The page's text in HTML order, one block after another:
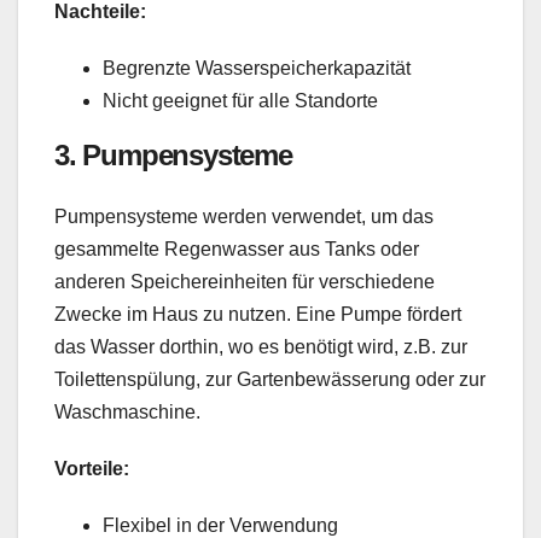
Nachteile:
Begrenzte Wasserspeicherkapazität
Nicht geeignet für alle Standorte
3. Pumpensysteme
Pumpensysteme werden verwendet, um das
gesammelte Regenwasser aus Tanks oder
anderen Speichereinheiten für verschiedene
Zwecke im Haus zu nutzen. Eine Pumpe fördert
das Wasser dorthin, wo es benötigt wird, z.B. zur
Toilettenspülung, zur Gartenbewässerung oder zur
Waschmaschine.
Vorteile:
Flexibel in der Verwendung